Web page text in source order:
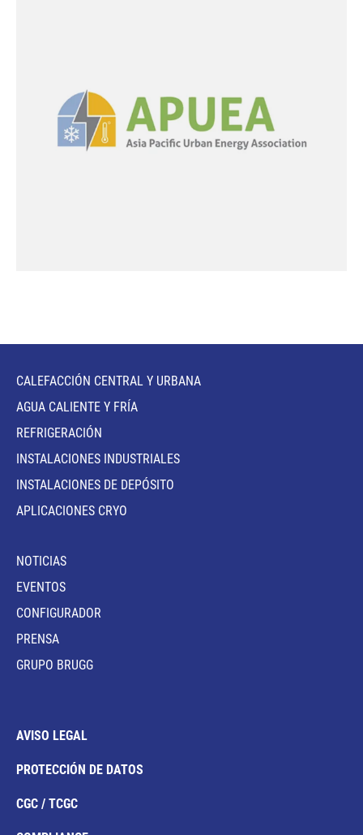
CALEFACCIÓN CENTRAL Y URBANA
AGUA CALIENTE Y FRÍA
REFRIGERACIÓN
INSTALACIONES INDUSTRIALES
INSTALACIONES DE DEPÓSITO
APLICACIONES CRYO
NOTICIAS
EVENTOS
CONFIGURADOR
PRENSA
GRUPO BRUGG
AVISO LEGAL
PROTECCIÓN DE DATOS
CGC / TCGC